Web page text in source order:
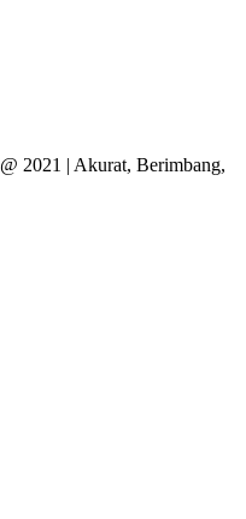
2021 | Akurat, Berimbang,